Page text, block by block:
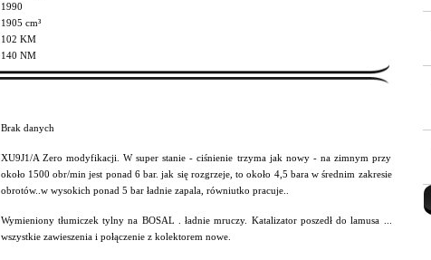
1990
1905 cm³
102 KM
140 NM
Brak danych
XU9J1/A Zero modyfikacji. W super stanie - ciśnienie trzyma jak nowy - na zimnym przy
około 1500 obr/min jest ponad 6 bar. jak się rozgrzeje, to około 4,5 bara w średnim zakresie
obrotów..w wysokich ponad 5 bar ładnie zapala, równiutko pracuje..
Wymieniony tłumiczek tylny na BOSAL . ładnie mruczy. Katalizator poszedł do lamusa ...
wszystkie zawieszenia i połączenie z kolektorem nowe.